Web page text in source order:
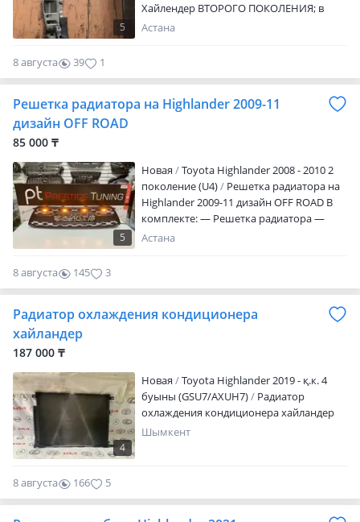
5
Хайлендер ВТОРОГО ПОКОЛЕНИЯ; в
хорошем состояний, все вопросы по
Астана
8 августа 39 1
Решетка радиатора на Highlander 2009-11
дизайн OFF ROAD
85 000 ₸
5
Новая
Toyota Highlander 2008 - 2010 2
поколение (U4)
Решетка радиатора на
Highlander 2009-11 дизайн OFF ROAD В
комплекте: — Решетка радиатора —
Желтые огни — 4 шт — Проводка Аналог
Астана
8 августа 145 3
Радиатор охлаждения кондиционера
хайландер
187 000 ₸
4
Новая
Toyota Highlander 2019 - қ.к. 4
буыны (GSU7/AXUH7)
Радиатор
охлаждения кондиционера хайландер
Шымкент
8 августа 166 5